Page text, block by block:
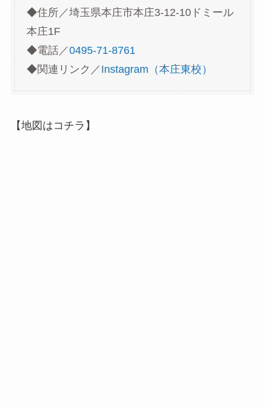
◆住所／埼玉県本庄市本庄3-12-10ドミール
本庄1F
◆電話／0495-71-8761
◆関連リンク／ Instagram（本庄東校）
【地図はコチラ】